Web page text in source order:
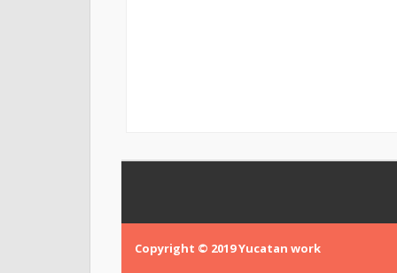
Copyright © 2019Yucatan work